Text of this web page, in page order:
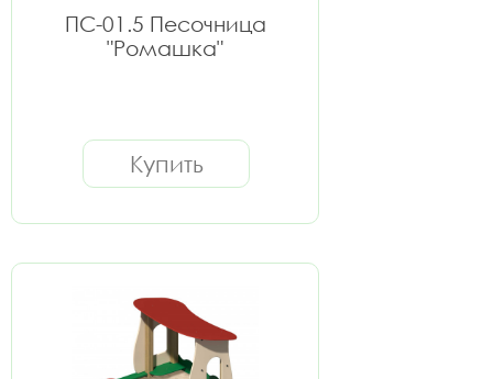
ПС-01.5 Песочница
"Ромашка"
Купить